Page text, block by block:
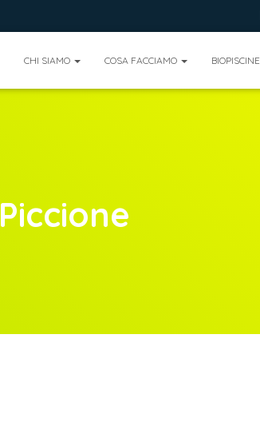
CHI SIAMO COSA FACCIAMO BIOPISCINE
Piccione